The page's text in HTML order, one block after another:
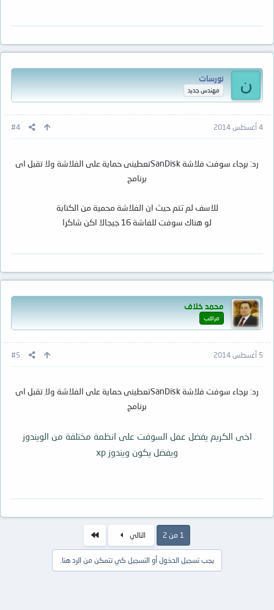
ن نورسات
مهندس جديد
4 أغسطس 2014 #4
رد: برجاء سوفت فلاشة SanDiskتعطينى حماية على الفلاشة ولا تقبل اى
برنامج
للاسف لم تتم حيث ان الفلاشة محمية من الكتابة
لو هناك سوفت للفاشة 16 جيجالا اكن شاكرا
محمد خلاف
مراقب
5 أغسطس 2014 #5
رد: برجاء سوفت فلاشة SanDiskتعطينى حماية على الفلاشة ولا تقبل اى
برنامج
اخى الكريم يفضل عمل السوفت على انظمة مختلفة من الويندوز
ويفضل يكون ويندوز xp
1 من 2 التالي
يجب تسجيل الدخول أو التسجيل كي تتمكن من الرد هنا.